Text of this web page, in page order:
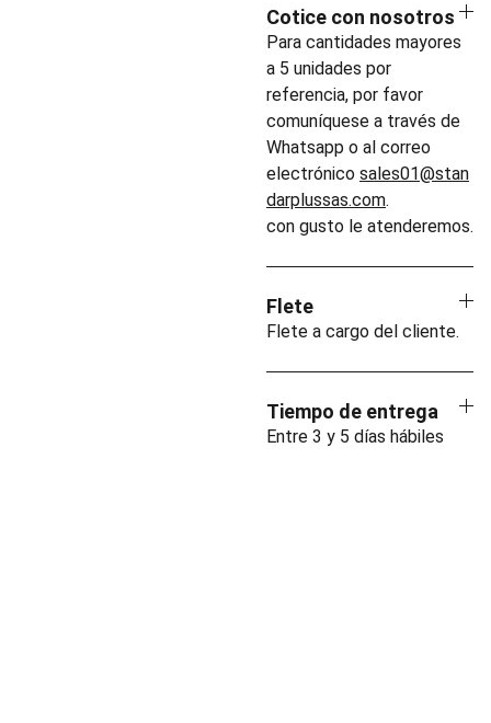
Cotice con nosotros
Para cantidades mayores
a 5 unidades por
referencia, por favor
comuníquese a través de
Whatsapp o al correo
electrónico sales01@stan
darplussas.com.
con gusto le atenderemos.
Flete
Flete a cargo del cliente.
Tiempo de entrega
Entre 3 y 5 días hábiles